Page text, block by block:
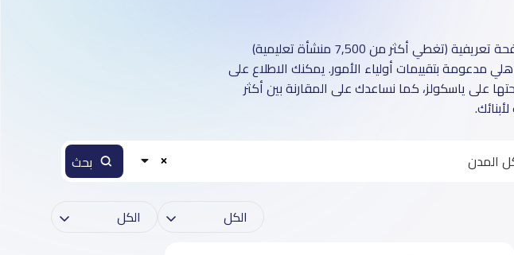
دليل مدارس مدينة الرياض الأهلية : أكثر من 1 صفحة تعريفية (تغطي أكثر من 7,500 منشأة تعليمية)
مدعومة بتقييمات أولياء الأمور. يمكنك الاطلاع على
على ياسكولز، كما نساعدك على المقارنة بين أكثر
المدن